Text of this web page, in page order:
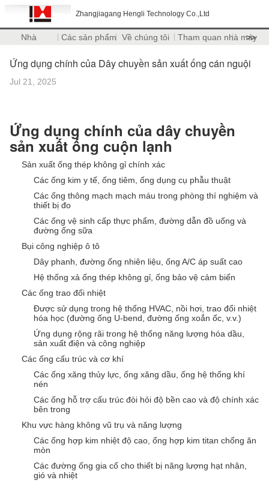
Zhangjiagang Hengli Technology Co.,Ltd
Nhà Các sản phẩm Về chúng tôi Tham quan nhà máy
>>
Ứng dụng chính của Dây chuyền sản xuất ống cán nguội
Jul 21, 2025
Ứng dụng chính của dây chuyền
sản xuất ống cuộn lạnh
Sản xuất ống thép không gỉ chính xác
Các ống kim y tế, ống tiêm, ống dụng cụ phẫu thuật
Các ống thông mạch mạch máu trong phòng thí nghiệm và
thiết bị đo
Các ống vệ sinh cấp thực phẩm, đường dẫn đồ uống và
đường ống sữa
Bụi công nghiệp ô tô
Dây phanh, đường ống nhiên liệu, ống A/C áp suất cao
Hệ thống xả ống thép không gỉ, ống bảo vệ cảm biến
Các ống trao đổi nhiệt
Được sử dụng trong hệ thống HVAC, nồi hơi, trao đổi nhiệt
hóa học (đường ống U-bend, đường ống xoắn ốc, v.v.)
Ứng dụng rộng rãi trong hệ thống năng lượng hóa dầu,
sản xuất điện và công nghiệp
Các ống cấu trúc và cơ khí
Các ống xăng thủy lực, ống xăng dầu, ống hệ thống khí
nén
Các ống hỗ trợ cấu trúc đòi hỏi độ bền cao và độ chính xác
bên trong
Khu vực hàng không vũ trụ và năng lượng
Các ống hợp kim nhiệt độ cao, ống hợp kim titan chống ăn
mòn
Các đường ống gia cố cho thiết bị năng lượng hạt nhân,
gió và nhiệt